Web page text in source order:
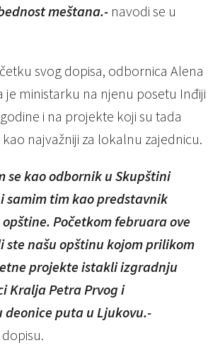
meštana.- navodi se u
svog dopisa, odbornica Alena
je ministarku na njenu posetu Inđiji
i na projekte koji su tada
najvažniji za lokalnu zajednicu.
se kao odbornik u Skupštini
samim tim kao predstavnik
Početkom februara ove
ste našu opštinu kojom prilikom
projekte istakli izgradnju
Kralja Petra Prvog i
puta u Ljukovu.-